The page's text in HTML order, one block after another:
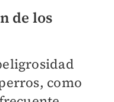
de los
como